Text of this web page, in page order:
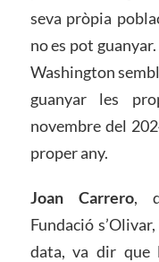
seva pròpia
no es pot
Washington
guanyar les
novembre del
proper any.
Joan Carrero,
Fundació
data, va dir que